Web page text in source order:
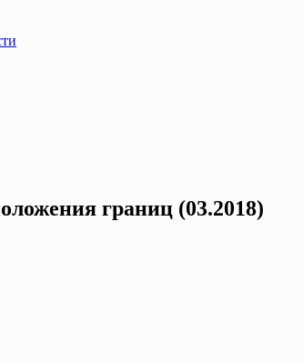
границ (03.2018)